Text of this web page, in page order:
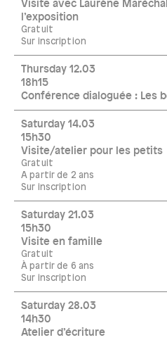
Visite avec Laurène
l’exposition
Gratuit
Sur inscription
Thursday 12.03
18h15
Conférence dialoguée : Les
Saturday 14.03
15h30
Visite/atelier pour les petits
Gratuit
A partir de 2 ans
Sur inscription
Saturday 21.03
15h30
Visite en famille
Gratuit
À partir de 6 ans
Sur inscription
Saturday 28.03
14h30
Atelier d’écriture